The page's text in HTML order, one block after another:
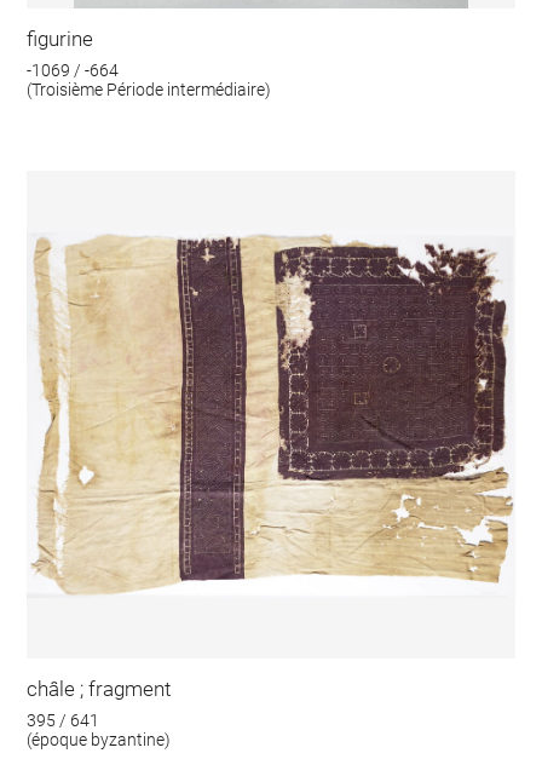
figurine
-1069 / -664
(Troisième Période intermédiaire)
châle ; fragment
395 / 641
(époque byzantine)